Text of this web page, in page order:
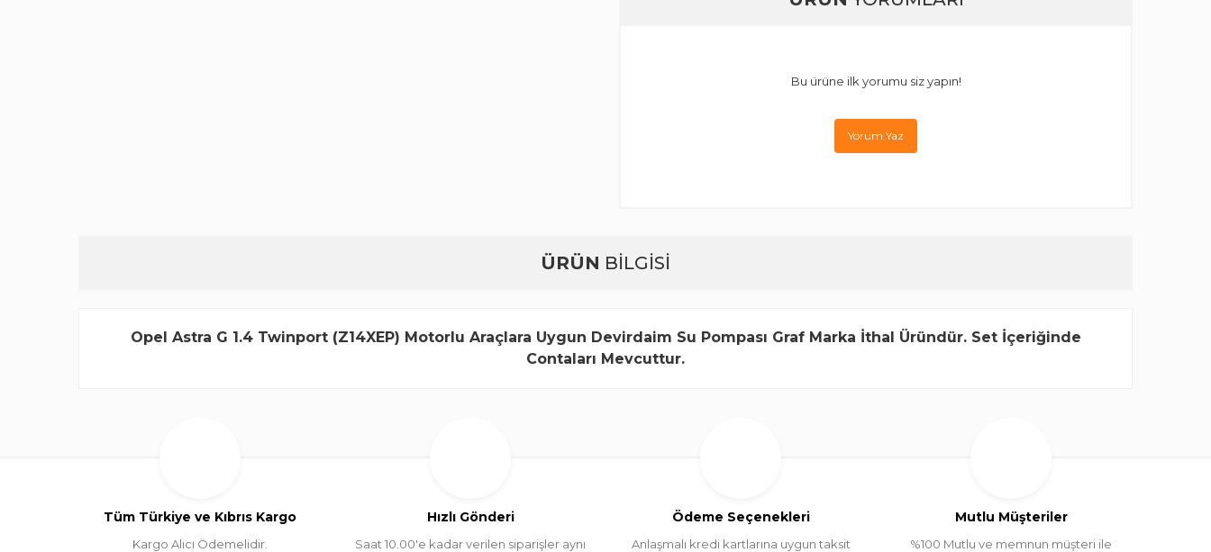
Bu ürüne ilk yorumu siz yapın!
Yorum Yaz
ÜRÜN BİLGİSİ
Opel Astra G 1.4 Twinport (Z14XEP) Motorlu Araçlara Uygun Devirdaim Su Pompası Graf Marka İthal Üründür. Set İçeriğinde
Contaları Mevcuttur.
Tüm Türkiye ve Kıbrıs Kargo
Kargo Alıcı Ödemelidir.
Hızlı Gönderi
Saat 10.00'e kadar verilen siparişler aynı
Ödeme Seçenekleri
Anlaşmalı kredi kartlarına uygun taksit
Mutlu Müşteriler
%100 Mutlu ve memnun müşteri ile